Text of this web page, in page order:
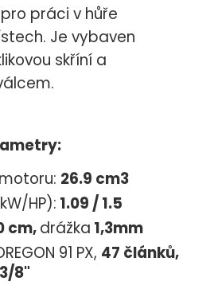
práci v hůře
Je vybaven
skříní a
26.9 cm3
HP): 1.09 / 1.5
cm,drážka 1,3mm
91 PX, 47 článků,
8"